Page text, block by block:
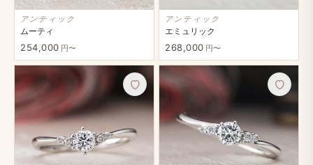
アンティック
ムーティ
254,000 円〜
アンティック
エミュリック
268,000 円〜